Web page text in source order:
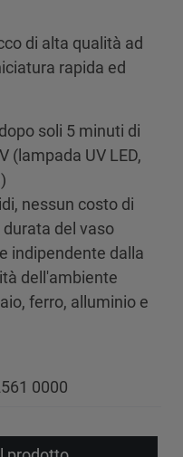
di alta qualità ad
rapida ed
soli 5 minuti di
(lampada UV LED,
nessun costo di
del vaso
indipendente dalla
dell'ambiente
ferro, alluminio e
0000